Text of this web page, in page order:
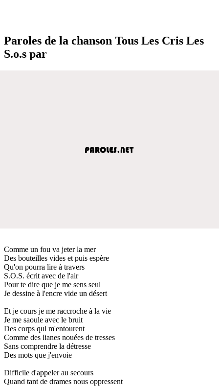
Paroles de la chanson Tous Les Cris Les
S.o.s par
Comme un fou va jeter la mer
Des bouteilles vides et puis espère
Qu'on pourra lire à travers
S.O.S. écrit avec de l'air
Pour te dire que je me sens seul
Je dessine à l'encre vide un désert
Et je cours je me raccroche à la vie
Je me saoule avec le bruit
Des corps qui m'entourent
Comme des lianes nouées de tresses
Sans comprendre la détresse
Des mots que j'envoie
Difficile d'appeler au secours
Quand tant de drames nous oppressent